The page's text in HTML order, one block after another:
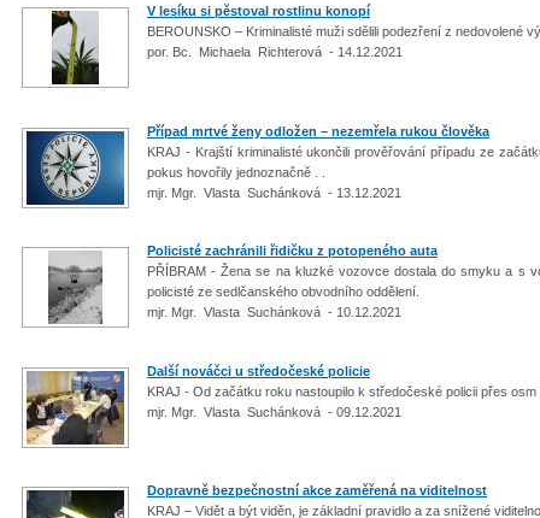
V lesíku si pěstoval rostlinu konopí
BEROUNSKO – Kriminalisté muži sdělili podezření z nedovolené
por. Bc. Michaela Richterová - 14.12.2021
Případ mrtvé ženy odložen – nezemřela rukou člověka
KRAJ - Krajští kriminalisté ukončili prověřování případu ze
pokus hovořily jednoznačně . .
mjr. Mgr. Vlasta Suchánková - 13.12.2021
Policisté zachránili řidičku z potopeného auta
PŘÍBRAM - Žena se na kluzké vozovce dostala do smyku a s
policisté ze sedlčanského obvodního oddělení.
mjr. Mgr. Vlasta Suchánková - 10.12.2021
Další nováčci u středočeské policie
KRAJ - Od začátku roku nastoupilo k středočeské policii přes
mjr. Mgr. Vlasta Suchánková - 09.12.2021
Dopravně bezpečnostní akce zaměřená na viditelnost
KRAJ – Vidět a být viděn, je základní pravidlo a za snížené